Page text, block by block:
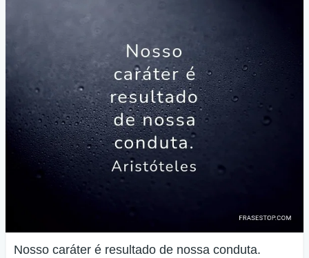
Nosso caráter é resultado de nossa conduta.